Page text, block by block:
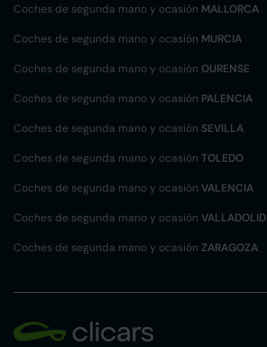
Coches de segunda mano y ocasión MALLORCA
Coches de segunda mano y ocasión MURCIA
Coches de segunda mano y ocasión OURENSE
Coches de segunda mano y ocasión PALENCIA
Coches de segunda mano y ocasión SEVILLA
Coches de segunda mano y ocasión TOLEDO
Coches de segunda mano y ocasión VALENCIA
Coches de segunda mano y ocasión VALLADOLID
Coches de segunda mano y ocasión ZARAGOZA